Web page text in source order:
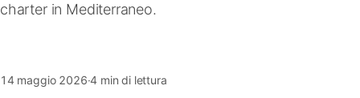
charter in Mediterraneo.
14 maggio 2026·4 min di lettura